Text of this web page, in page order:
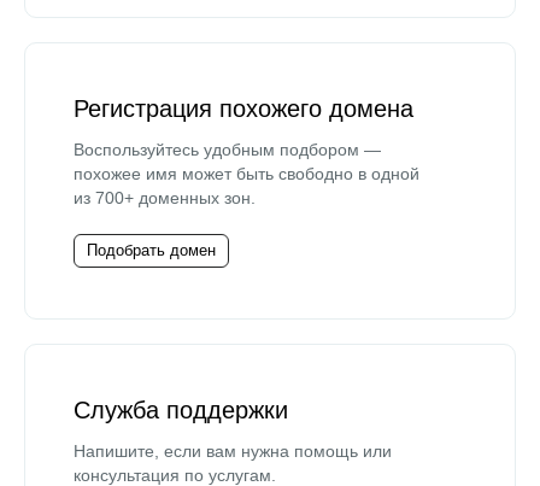
Регистрация похожего домена
Воспользуйтесь удобным подбором —
похожее имя может быть свободно в одной
из 700+ доменных зон.
Подобрать домен
Служба поддержки
Напишите, если вам нужна помощь или
консультация по услугам.